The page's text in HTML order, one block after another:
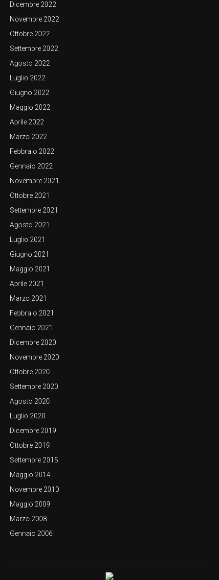
Dicembre 2022
Novembre 2022
Ottobre 2022
Settembre 2022
Agosto 2022
Luglio 2022
Giugno 2022
Maggio 2022
Aprile 2022
Marzo 2022
Febbraio 2022
Gennaio 2022
Novembre 2021
Ottobre 2021
Settembre 2021
Agosto 2021
Luglio 2021
Giugno 2021
Maggio 2021
Aprile 2021
Marzo 2021
Febbraio 2021
Gennaio 2021
Dicembre 2020
Novembre 2020
Ottobre 2020
Settembre 2020
Agosto 2020
Luglio 2020
Dicembre 2019
Ottobre 2019
Settembre 2015
Maggio 2014
Novembre 2010
Maggio 2009
Marzo 2008
Gennaio 2006